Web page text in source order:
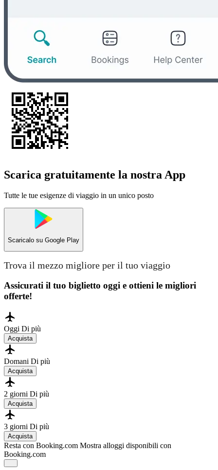
Scarica gratuitamente la nostra App
Tutte le tue esigenze di viaggio in un unico posto
Scaricalo su Google Play
Trova il mezzo migliore per il tuo viaggio
Assicurati il ​​tuo biglietto oggi e ottieni le migliori
offerte!
Oggi Di più
Acquista
Domani Di più
Acquista
2 giorni Di più
Acquista
3 giorni Di più
Acquista
Resta con Booking.com Mostra alloggi disponibili con
Booking.com